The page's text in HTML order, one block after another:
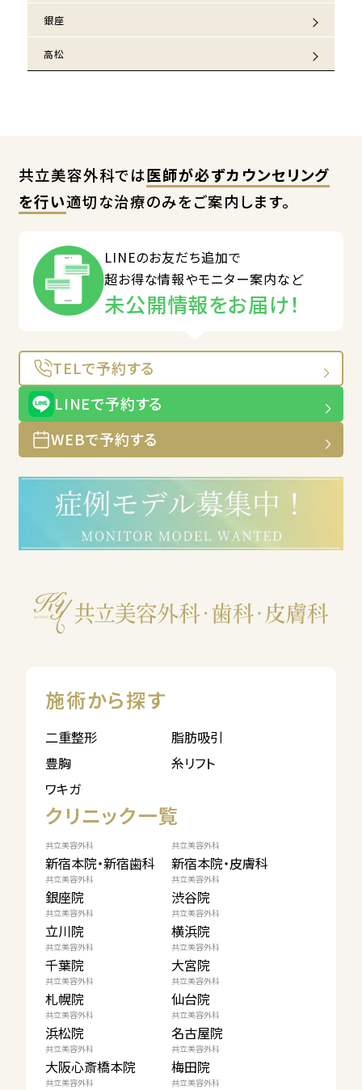
銀座
高松
共立美容外科では医師が必ずカウンセリング
を行い適切な治療のみをご案内します。
LINEのお友だち追加で
超お得な情報やモニター案内など
未公開情報をお届け！
TELで予約する
LINEで予約する
WEBで予約する
施術から探す
二重整形
脂肪吸引
豊胸
糸リフト
ワキガ
クリニック一覧
共立美容外科
新宿本院・新宿歯科
共立美容外科
新宿本院・皮膚科
共立美容外科
銀座院
共立美容外科
渋谷院
共立美容外科
立川院
共立美容外科
横浜院
共立美容外科
千葉院
共立美容外科
大宮院
共立美容外科
札幌院
共立美容外科
仙台院
共立美容外科
浜松院
共立美容外科
名古屋院
共立美容外科
大阪心斎橋本院
共立美容外科
梅田院
共立美容外科 共立美容外科